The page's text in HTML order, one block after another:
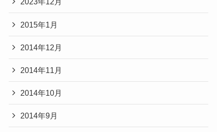
2015年1月
2014年12月
2014年11月
2014年10月
2014年9月